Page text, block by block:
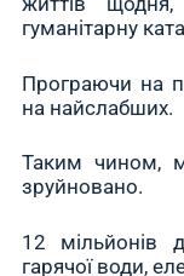
гуманітарну
Програючи на
на найслабших.
Таким чином,
зруйновано.
12 мільйонів
гарячої води,